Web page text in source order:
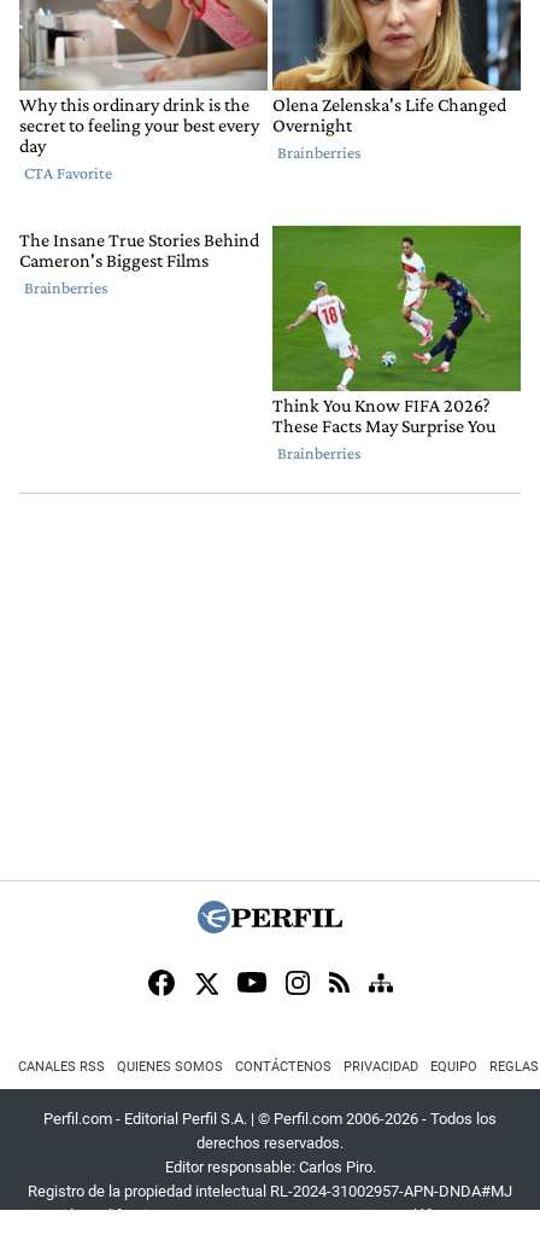
CANALES RSS QUIENES SOMOS CONTÁCTENOS PRIVACIDAD EQUIPO
Perfil.com - Editorial Perfil S.A. | © Perfil.com 2006-2026 - Todos los
derechos reservados.
Editor responsable: Carlos Piro.
Registro de la propiedad intelectual RL-2024-31002957-APN-DNDA#MJ
Dirección:California 2715,C1289ABI,CABA, Argentina| Teléfono:+54 9 11